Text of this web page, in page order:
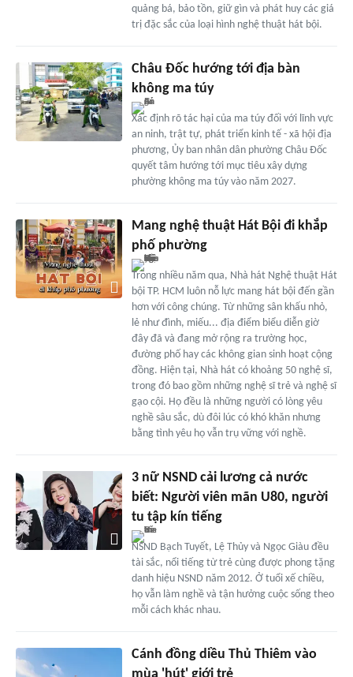
quảng bá, bảo tồn, giữ gìn và phát huy các giá
trị đặc sắc của loại hình nghệ thuật hát bội.
Châu Đốc hướng tới địa bàn
không ma túy
Xác định rõ tác hại của ma túy đối với lĩnh vực
an ninh, trật tự, phát triển kinh tế - xã hội địa
phương, Ủy ban nhân dân phường Châu Đốc
quyết tâm hướng tới mục tiêu xây dựng
phường không ma túy vào năm 2027.
Mang nghệ thuật Hát Bội đi khắp
phố phường
Trong nhiều năm qua, Nhà hát Nghệ thuật Hát
bội TP. HCM luôn nỗ lực mang hát bội đến gần
hơn với công chúng. Từ những sân khấu nhỏ,
lẻ như đình, miếu... địa điểm biểu diễn giờ
đây đã và đang mở rộng ra trường học,
đường phố hay các không gian sinh hoạt cộng
đồng. Hiện tại, Nhà hát có khoảng 50 nghệ sĩ,
trong đó bao gồm những nghệ sĩ trẻ và nghệ sĩ
gạo cội. Họ đều là những người có lòng yêu
nghề sâu sắc, dù đôi lúc có khó khăn nhưng
bằng tình yêu họ vẫn trụ vững với nghề.
3 nữ NSND cải lương cả nước
biết: Người viên mãn U80, người
tu tập kín tiếng
NSND Bạch Tuyết, Lệ Thủy và Ngọc Giàu đều
tài sắc, nổi tiếng từ trẻ cùng được phong tặng
danh hiệu NSND năm 2012. Ở tuổi xế chiều,
họ vẫn làm nghề và tận hưởng cuộc sống theo
mỗi cách khác nhau.
Cánh đồng diều Thủ Thiêm vào
mùa 'hút' giới trẻ